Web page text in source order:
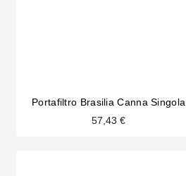
Portafiltro Brasilia Canna Singola
57,43 €